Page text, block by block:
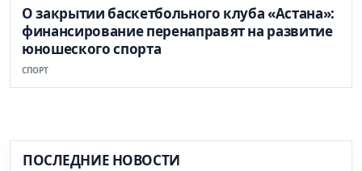
О закрытии баскетбольного клуба «Астана»:
финансирование перенаправят на развитие
юношеского спорта
СПОРТ
ПОСЛЕДНИЕ НОВОСТИ